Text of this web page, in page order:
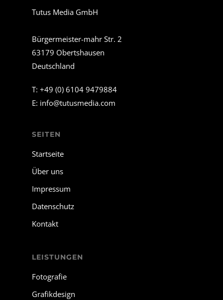
Tutus Media GmbH
Bürgermeister-mahr Str. 2
63179 Obertshausen
Deutschland
T: +49 (0) 6104 9479884
E: info@tutusmedia.com
SEITEN
Startseite
Über uns
Impressum
Datenschutz
Kontakt
LEISTUNGEN
Fotografie
Grafikdesign